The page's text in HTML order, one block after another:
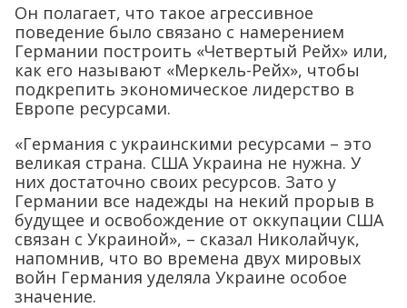
Он полагает, что такое агрессивное
поведение было связано с намерением
Германии построить «Четвертый Рейх» или,
как его называют «Меркель-Рейх», чтобы
подкрепить экономическое лидерство в
Европе ресурсами.
«Германия с украинскими ресурсами – это
великая страна. США Украина не нужна. У
них достаточно своих ресурсов. Зато у
Германии все надежды на некий прорыв в
будущее и освобождение от оккупации США
связан с Украиной», – сказал Николайчук,
напомнив, что во времена двух мировых
войн Германия уделяла Украине особое
значение.